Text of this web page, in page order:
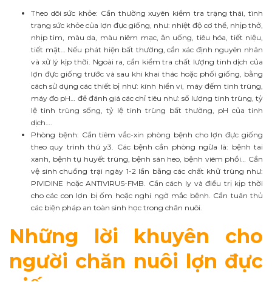
Theo dõi sức khỏe: Cần thường xuyên kiểm tra trạng thái, tình
trạng sức khỏe của lợn đực giống, như: nhiệt độ cơ thể, nhịp thở,
nhịp tim, màu da, màu niêm mạc, ăn uống, tiêu hóa, tiết niệu,
tiết mật… Nếu phát hiện bất thường, cần xác định nguyên nhân
và xử lý kịp thời. Ngoài ra, cần kiểm tra chất lượng tinh dịch của
lợn đực giống trước và sau khi khai thác hoặc phối giống, bằng
cách sử dụng các thiết bị như: kính hiển vi, máy đếm tinh trùng,
máy đo pH… để đánh giá các chỉ tiêu như: số lượng tinh trùng, tỷ
lệ tinh trùng sống, tỷ lệ tinh trùng bất thường, pH của tinh
dịch….
Phòng bệnh: Cần tiêm vắc-xin phòng bệnh cho lợn đực giống
theo quy trình thú y3. Các bệnh cần phòng ngừa là: bệnh tai
xanh, bệnh tụ huyết trùng, bệnh sán heo, bệnh viêm phổi… Cần
vệ sinh chuồng trại ngày 1-2 lần bằng các chất khử trùng như:
PIVIDINE hoặc ANTIVIRUS-FMB. Cần cách ly và điều trị kịp thời
cho các con lợn bị ốm hoặc nghi ngờ mắc bệnh. Cần tuân thủ
các biện pháp an toàn sinh học trong chăn nuôi.
Những lời khuyên cho
người chăn nuôi lợn đực